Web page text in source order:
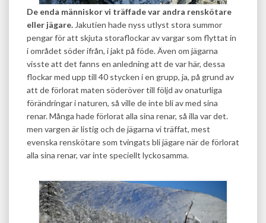
De enda människor vi träffade var andra renskötare
eller jägare. Jakutien hade nyss utlyst stora summor
pengar för att skjuta storaflockar av vargar som flyttat in
i området söder ifrån, i jakt på föde. Även om jägarna
visste att det fanns en anledning att de var här, dessa
flockar med upp till 40 stycken i en grupp, ja, på grund av
att de förlorat maten söderöver till följd av onaturliga
förändringar i naturen, så ville de inte bli av med sina
renar. Många hade förlorat alla sina renar, så illa var det.
men vargen är listig och de jägarna vi träffat, mest
evenska renskötare som tvingats bli jägare när de förlorat
alla sina renar, var inte speciellt lyckosamma.